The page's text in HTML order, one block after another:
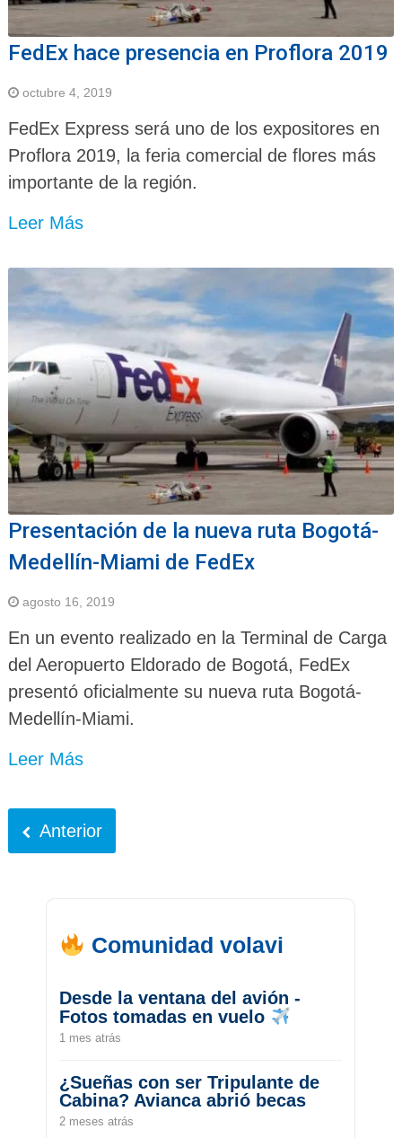
FedEx hace presencia en Proflora 2019
octubre 4, 2019
FedEx Express será uno de los expositores en
Proflora 2019, la feria comercial de flores más
importante de la región.
Leer Más
Presentación de la nueva ruta Bogotá-
Medellín-Miami de FedEx
agosto 16, 2019
En un evento realizado en la Terminal de Carga
del Aeropuerto Eldorado de Bogotá, FedEx
presentó oficialmente su nueva ruta Bogotá-
Medellín-Miami.
Leer Más
Anterior
Comunidad volavi
Desde la ventana del avión -
Fotos tomadas en vuelo
1 mes atrás
¿Sueñas con ser Tripulante de
Cabina? Avianca abrió becas
2 meses atrás